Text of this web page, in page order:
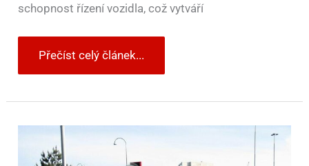
schopnost řízení vozidla, což vytváří
Přečíst celý článek...
Němci
vybrali
nejlepší